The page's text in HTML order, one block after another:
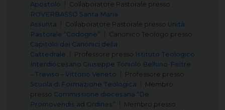
Apostolo
Collaboratore Pastorale presso
ROVERBASSO Santa Maria
Assunta
Collaboratore Pastorale presso Unità
Pastorale “Codognè”
Canonico Teologo presso
Capitolo dei Canonici della
Cattedrale
Professore presso Istituto Teologico
Interdiocesano Giuseppe Toniolo Belluno-Feltre
– Treviso – Vittorio Veneto
Professore presso
Scuola di Formazione Teologica
Membro
presso Commissione diocesana “De
Promovendis ad Ordines”
Membro presso